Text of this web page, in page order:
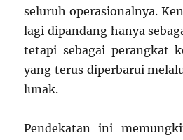
seluruh operasionalnya.
lagi dipandang hanya
tetapi sebagai perangkat
yang terus diperbarui
lunak.
Pendekatan ini